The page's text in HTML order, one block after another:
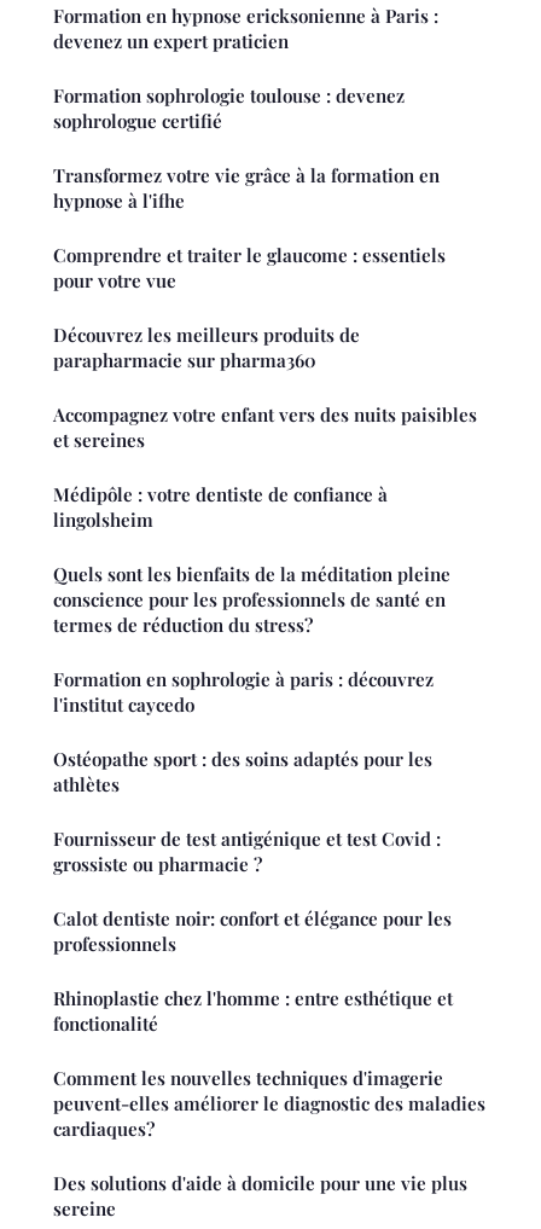
Formation en hypnose ericksonienne à Paris :
devenez un expert praticien
Formation sophrologie toulouse : devenez
sophrologue certifié
Transformez votre vie grâce à la formation en
hypnose à l'ifhe
Comprendre et traiter le glaucome : essentiels
pour votre vue
Découvrez les meilleurs produits de
parapharmacie sur pharma360
Accompagnez votre enfant vers des nuits paisibles
et sereines
Médipôle : votre dentiste de confiance à
lingolsheim
Quels sont les bienfaits de la méditation pleine
conscience pour les professionnels de santé en
termes de réduction du stress?
Formation en sophrologie à paris : découvrez
l'institut caycedo
Ostéopathe sport : des soins adaptés pour les
athlètes
Fournisseur de test antigénique et test Covid :
grossiste ou pharmacie ?
Calot dentiste noir: confort et élégance pour les
professionnels
Rhinoplastie chez l'homme : entre esthétique et
fonctionalité
Comment les nouvelles techniques d'imagerie
peuvent-elles améliorer le diagnostic des maladies
cardiaques?
Des solutions d'aide à domicile pour une vie plus
sereine